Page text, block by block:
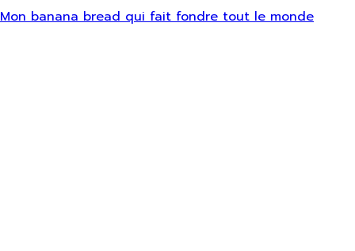
Mon banana bread qui fait fondre tout le monde